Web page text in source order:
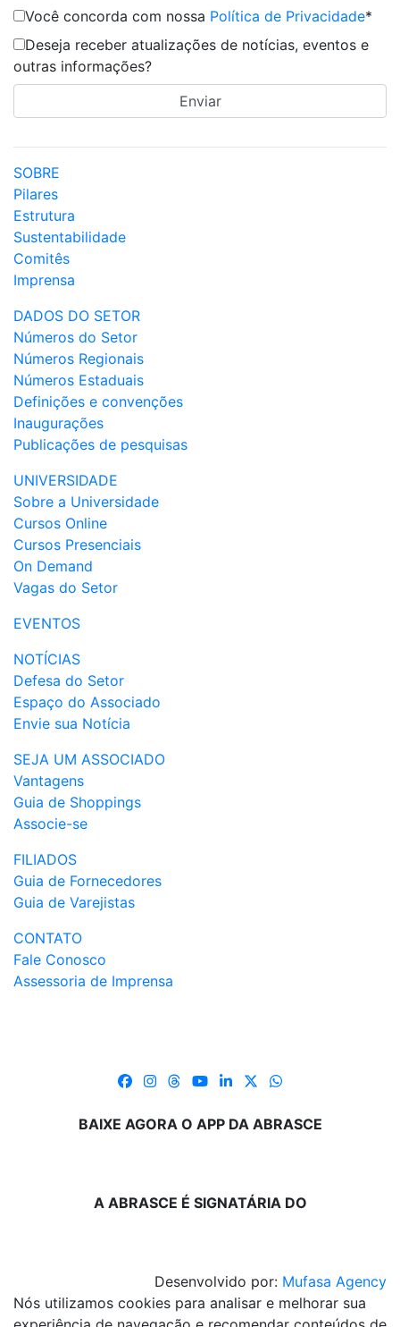
Você concorda com nossa Política de Privacidade*
Deseja receber atualizações de notícias, eventos e
outras informações?
SOBRE
Pilares
Estrutura
Sustentabilidade
Comitês
Imprensa
DADOS DO SETOR
Números do Setor
Números Regionais
Números Estaduais
Definições e convenções
Inaugurações
Publicações de pesquisas
UNIVERSIDADE
Sobre a Universidade
Cursos Online
Cursos Presenciais
On Demand
Vagas do Setor
EVENTOS
NOTÍCIAS
Defesa do Setor
Espaço do Associado
Envie sua Notícia
SEJA UM ASSOCIADO
Vantagens
Guia de Shoppings
Associe-se
FILIADOS
Guia de Fornecedores
Guia de Varejistas
CONTATO
Fale Conosco
Assessoria de Imprensa
BAIXE AGORA O APP DA ABRASCE
A ABRASCE É SIGNATÁRIA DO
Desenvolvido por: Mufasa Agency
Nós utilizamos cookies para analisar e melhorar sua